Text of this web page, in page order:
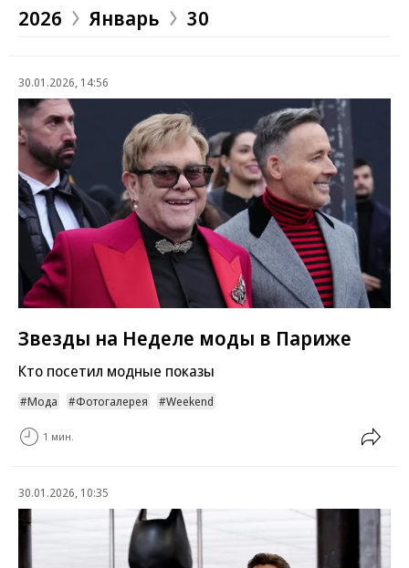
2026 Январь 30
30.01.2026, 14:56
Звезды на Неделе моды в Париже
Кто посетил модные показы
Мода Фотогалерея Weekend
1 мин.
30.01.2026, 10:35